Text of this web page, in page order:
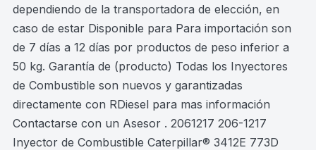
dependiendo de la transportadora de elección, en
caso de estar Disponible para Para importación son
de 7 días a 12 días por productos de peso inferior a
50 kg. Garantía de (producto) Todas los Inyectores
de Combustible son nuevos y garantizadas
directamente con RDiesel para mas información
Contactarse con un Asesor . 2061217 206-1217
Inyector de Combustible Caterpillar® 3412E 773D